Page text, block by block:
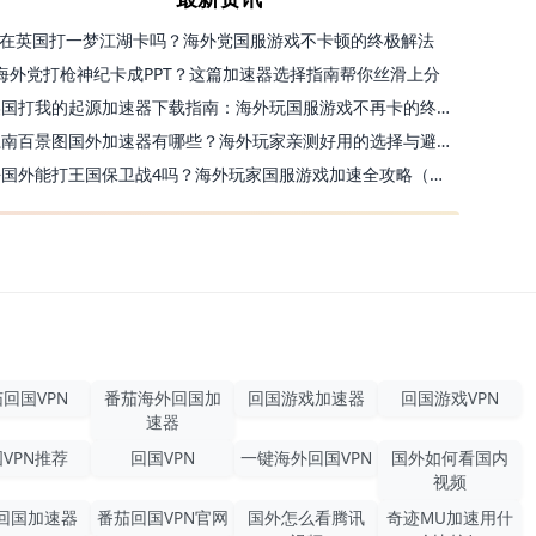
在英国打一梦江湖卡吗？海外党国服游戏不卡顿的终极解法
外党打枪神纪卡成PPT？这篇加速器选择指南帮你丝滑上分
美国打我的起源加速器下载指南：海外玩国服游戏不再卡的终极方案
江南百景图国外加速器有哪些？海外玩家亲测好用的选择与避坑指南
去国外能打王国保卫战4吗？海外玩家国服游戏加速全攻略（附公主连结幻想江湖实测）
国VPN
番茄海外回国加
速器
回国游戏加速器 回国游戏VPN
推荐 回国VPN 一键海外回国VPN
国外如何看国内
视频
国加速器
番茄回国VPN官网
国外怎么看腾讯
奇迹MU加速用什